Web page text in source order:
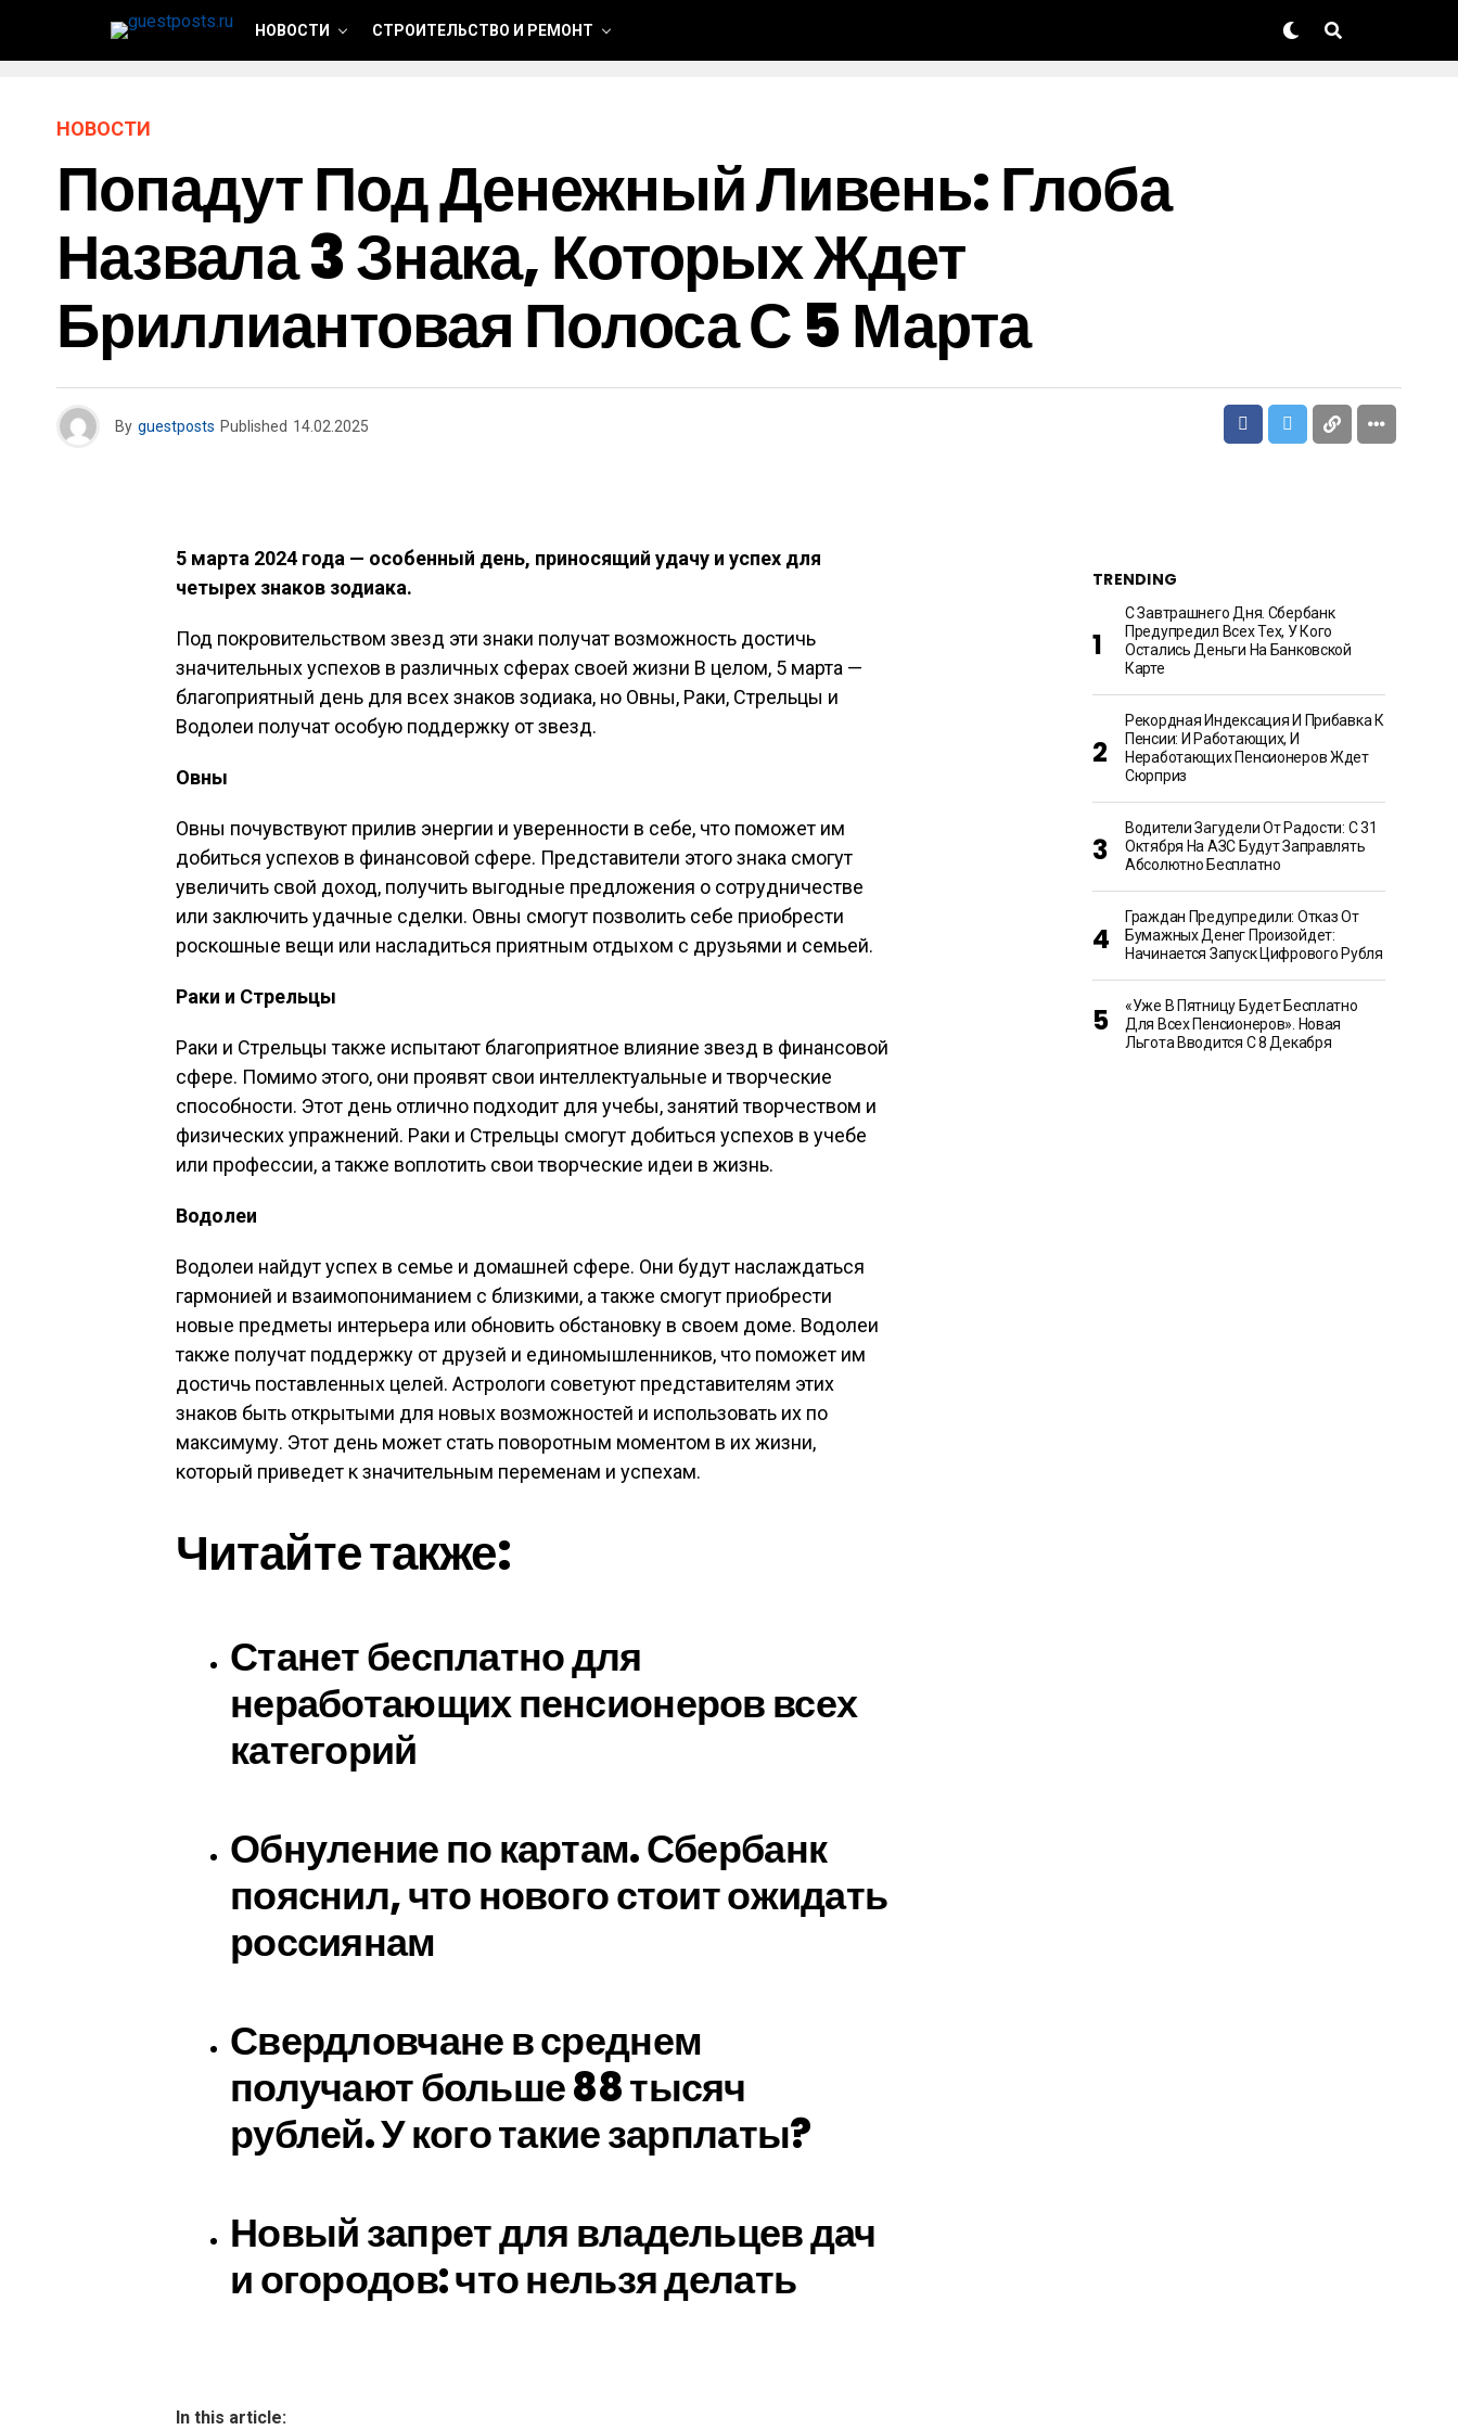
НОВОСТИ СТРОИТЕЛЬСТВО И РЕМОНТ
НОВОСТИ
Попадут Под Денежный Ливень: Глоба
Назвала 3 Знака, Которых Ждет
Бриллиантовая Полоса С 5 Марта
By guestposts Published 14.02.2025
5 марта 2024 года — особенный день, приносящий удачу и успех для
четырех знаков зодиака.
Под покровительством звезд эти знаки получат возможность достичь
значительных успехов в различных сферах своей жизни В целом, 5 марта —
благоприятный день для всех знаков зодиака, но Овны, Раки, Стрельцы и
Водолеи получат особую поддержку от звезд.
Овны
Овны почувствуют прилив энергии и уверенности в себе, что поможет им
добиться успехов в финансовой сфере. Представители этого знака смогут
увеличить свой доход, получить выгодные предложения о сотрудничестве
или заключить удачные сделки. Овны смогут позволить себе приобрести
роскошные вещи или насладиться приятным отдыхом с друзьями и семьей.
Раки и Стрельцы
Раки и Стрельцы также испытают благоприятное влияние звезд в финансовой
сфере. Помимо этого, они проявят свои интеллектуальные и творческие
способности. Этот день отлично подходит для учебы, занятий творчеством и
физических упражнений. Раки и Стрельцы смогут добиться успехов в учебе
или профессии, а также воплотить свои творческие идеи в жизнь.
Водолеи
Водолеи найдут успех в семье и домашней сфере. Они будут наслаждаться
гармонией и взаимопониманием с близкими, а также смогут приобрести
новые предметы интерьера или обновить обстановку в своем доме. Водолеи
также получат поддержку от друзей и единомышленников, что поможет им
достичь поставленных целей. Астрологи советуют представителям этих
знаков быть открытыми для новых возможностей и использовать их по
максимуму. Этот день может стать поворотным моментом в их жизни,
который приведет к значительным переменам и успехам.
Читайте также:
Станет бесплатно для
неработающих пенсионеров всех
категорий
Обнуление по картам. Сбербанк
пояснил, что нового стоит ожидать
россиянам
Свердловчане в среднем
получают больше 88 тысяч
рублей. У кого такие зарплаты?
Новый запрет для владельцев дач
и огородов: что нельзя делать
In this article:
TRENDING
С Завтрашнего Дня. Сбербанк
Предупредил Всех Тех, У Кого
Остались Деньги На Банковской
Карте
Рекордная Индексация И Прибавка К
Пенсии: И Работающих, И
Неработающих Пенсионеров Ждет
Сюрприз
Водители Загудели От Радости: С 31
Октября На АЗС Будут Заправлять
Абсолютно Бесплатно
Граждан Предупредили: Отказ От
Бумажных Денег Произойдет:
Начинается Запуск Цифрового Рубля
«Уже В Пятницу Будет Бесплатно
Для Всех Пенсионеров». Новая
Льгота Вводится С 8 Декабря